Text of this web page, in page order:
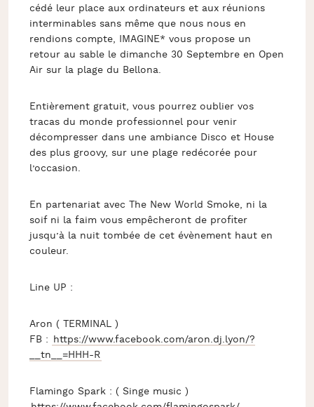
cédé leur place aux ordinateurs et aux réunions
interminables sans même que nous nous en
rendions compte, IMAGINE* vous propose un
retour au sable le dimanche 30 Septembre en Open
Air sur la plage du Bellona.
Entièrement gratuit, vous pourrez oublier vos
tracas du monde professionnel pour venir
décompresser dans une ambiance Disco et House
des plus groovy, sur une plage redécorée pour
l’occasion.
En partenariat avec The New World Smoke, ni la
soif ni la faim vous empêcheront de profiter
jusqu’à la nuit tombée de cet évènement haut en
couleur.
Line UP :
Aron ( TERMINAL )
FB : https://www.facebook.com/aron.dj.lyon/?
__tn__=HHH-R
Flamingo Spark : ( Singe music )